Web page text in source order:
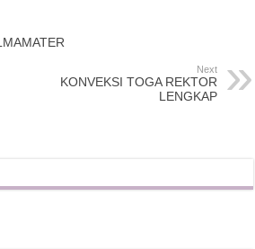
Next
KONVEKSI TOGA REKTOR
LENGKAP